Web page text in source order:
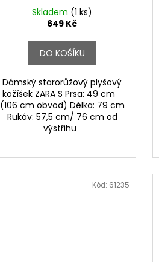
Skladem (1 ks)
649 Kč
DO KOŠÍKU
Dámský starorůžový plyšový
kožíšek ZARA S Prsa: 49 cm
(106 cm obvod) Délka: 79 cm
Rukáv: 57,5 cm/ 76 cm od
výstřihu
Kód: 61235